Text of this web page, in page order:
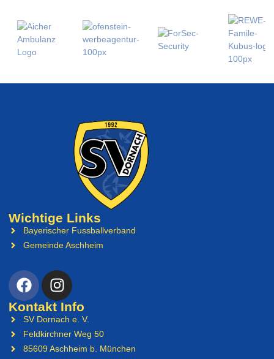
Wichtige Links
Bayerischer Fussballverband
Gemeinde Aschheim
Kontakt Info
SV Dornach e. V.
Feldkirchner Weg 50
85609 Aschheim b. München